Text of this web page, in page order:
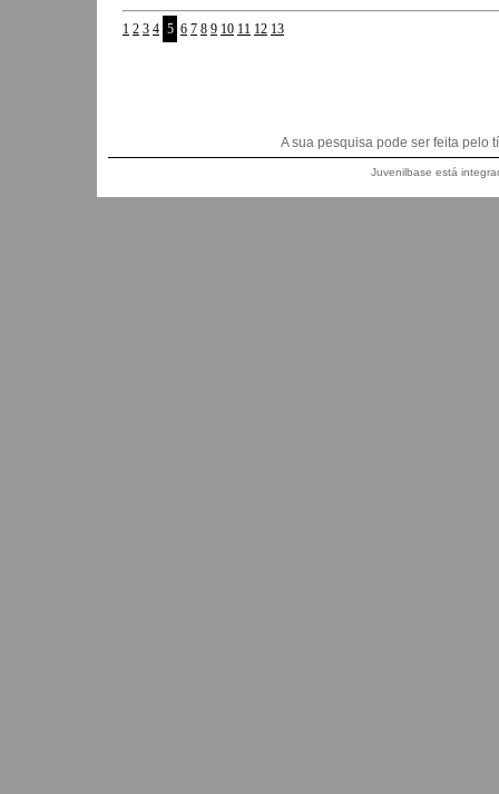
1 2 3 4 5 6 7 8 9 10 11 12 13
A sua pesquisa pode ser feita pelo
Juvenilbase está